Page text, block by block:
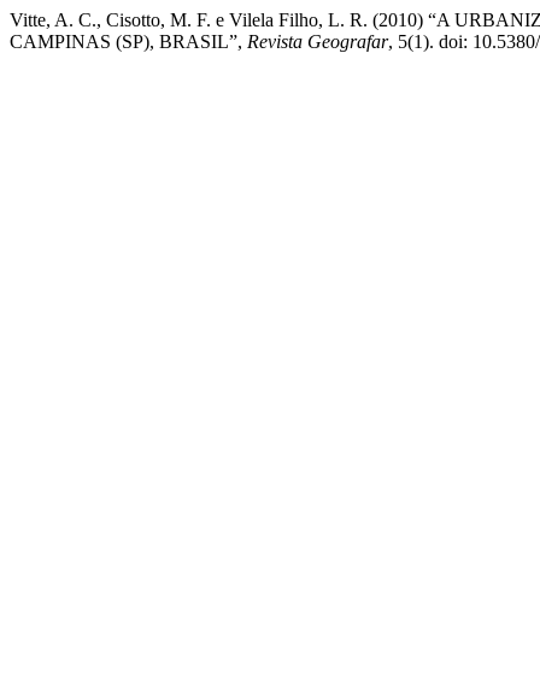
Vitte, A. C., Cisotto, M. F. e Vilela Filho, L. R. (2010) “A
CAMPINAS (SP), BRASIL”, Revista Geografar, 5(1). doi: